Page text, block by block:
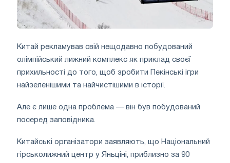
Китай рекламував свій нещодавно побудований
олімпійський лижний комплекс як приклад своєї
прихильності до того, щоб зробити Пекінські ігри
найзеленішими та найчистішими в історії.
Але є лише одна проблема — він був побудований
посеред заповідника.
Китайські організатори заявляють, що Національний
гірськолижний центр у Яньціні, приблизно за 90